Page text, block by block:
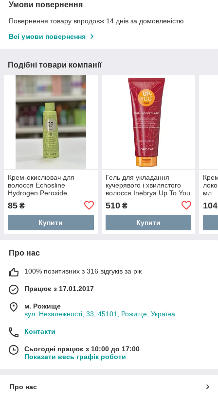
Умови повернення
Повернення товару впродовж 14 днів за домовленістю
Всі умови повернення
Подібні товари компанії
Крем-окислювач для
волосся Echosline
Hydrogen Peroxide
(6%) 150мл
85 ₴
Купити
Гель для укладання
кучерявого і хвилястого
волосся Inebrya Up To You
510₴
Купити
мл
104
Про нас
100% позитивних з 316 відгуків за рік
Працює з 17.01.2017
м. Рожище
вул. Незалежності, 33, 45101, Рожище, Україна
Контакти
Сьогодні працює з 10:00 до 17:00
Показати весь графік роботи
Про нас